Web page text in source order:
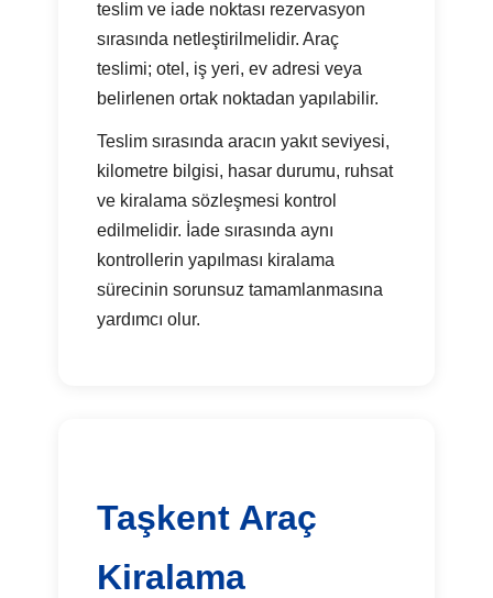
teslim ve iade noktası rezervasyon
sırasında netleştirilmelidir. Araç
teslimi; otel, iş yeri, ev adresi veya
belirlenen ortak noktadan yapılabilir.
Teslim sırasında aracın yakıt seviyesi,
kilometre bilgisi, hasar durumu, ruhsat
ve kiralama sözleşmesi kontrol
edilmelidir. İade sırasında aynı
kontrollerin yapılması kiralama
sürecinin sorunsuz tamamlanmasına
yardımcı olur.
Taşkent Araç
Kiralama